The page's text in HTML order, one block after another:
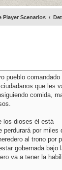
Player Scenarios
pueblo comandado
que les
comida,
los dioses él está
perdurará por miles
al trono por
gobernada bajo
va a tener la